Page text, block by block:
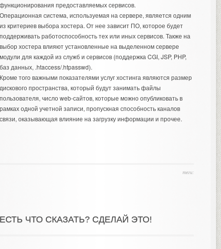
предоставляемых сервисов.
система, используемая на сервере, является одним
критериев выбора хостера. От нее зависит ПО, которое будет
работоспособность тех или иных сервисов. Также на
хостера влияют установленные на выделенном сервере
для каждой из служб и сервисов (поддержка CGI, JSP, PHP,
данных, .htaccess/.htpasswd).
того важными показателями услуг хостинга являются размер
пространства, который будут занимать файлы
число web-сайтов, которые можно опубликовать в
одной учетной записи, пропускная способность каналов
оказывающая влияние на загрузку информации и прочее.
теги:
ЧТО СКАЗАТЬ? СДЕЛАЙ ЭТО!